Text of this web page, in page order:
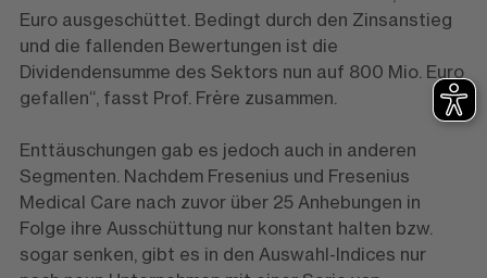
Euro ausgeschüttet. Bedingt durch den Zinsanstieg
und die fallenden Bewertungen ist die
Dividendensumme des Sektors nun auf 800 Mio. Euro
gefallen“, fasst Prof. Frère zusammen.
Enttäuschungen gab es jedoch auch in anderen
Segmenten. Nachdem Fresenius und Fresenius
Medical Care nach zuvor über 25 Anhebungen in
Folge ihre Ausschüttung nur konstant halten bzw.
sogar senken, gibt es in den Auswahl-Indices nur